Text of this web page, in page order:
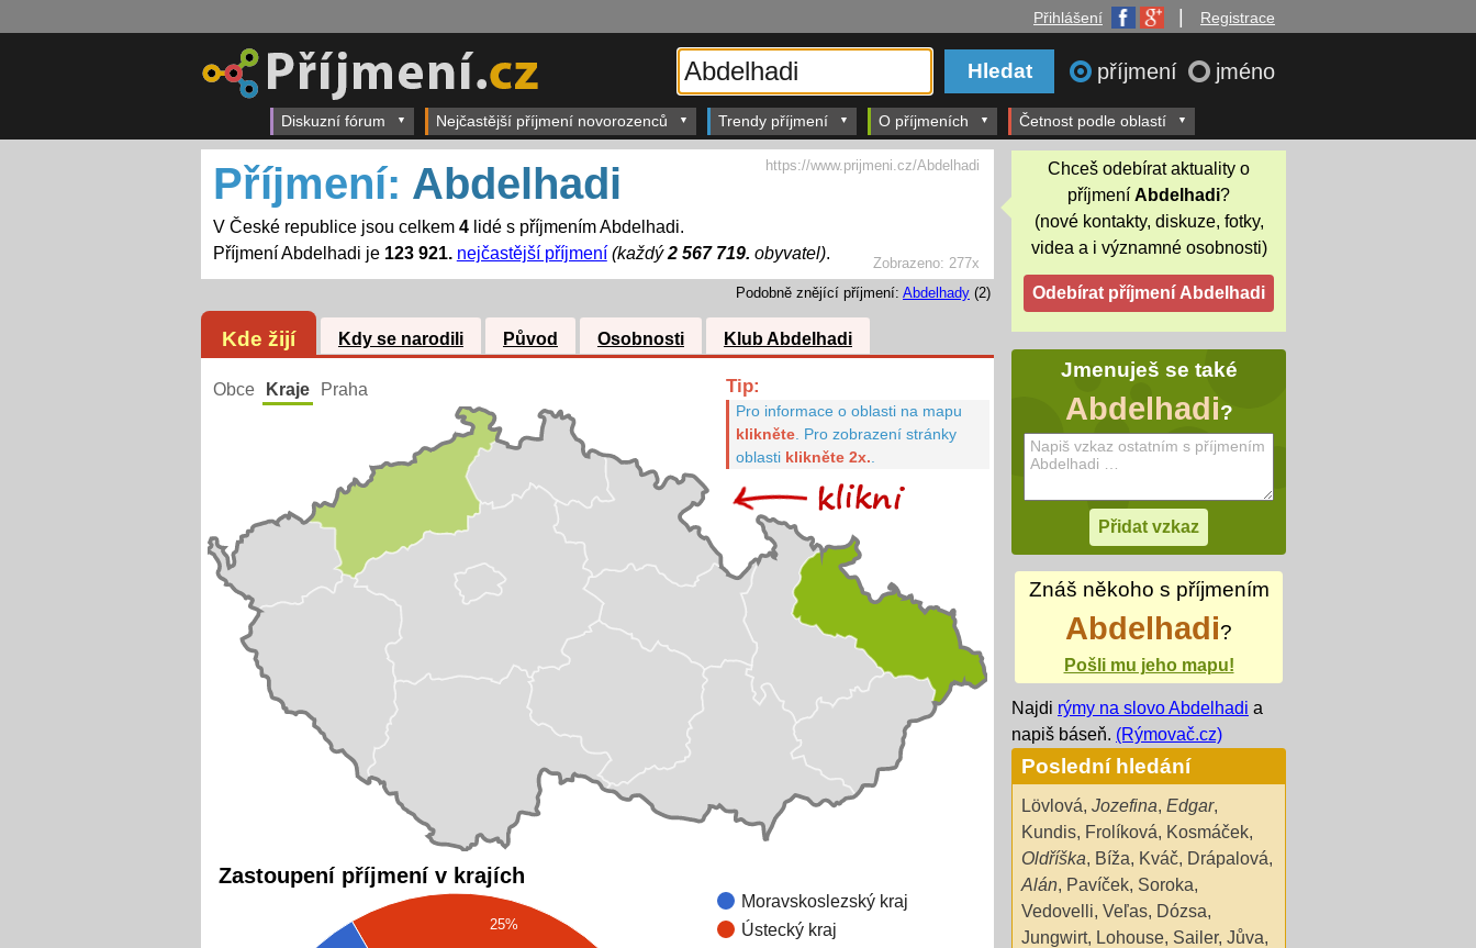
Přihlášení Registrace
příjmení jméno
Diskuzní fórum Nejčastější příjmení novorozenců Trendy příjmení O příjmeních Četnost podle oblastí
Zobrazeno:277x
Příjmení: Abdelhadi
V České republice jsou celkem 4lidé s příjmením Abdelhadi.
Příjmení Abdelhadi je 123 921. nejčastější příjmení (každý2 567 719. obyvatel).
https://www.prijmeni.cz/Abdelhadi
Podobně znějící příjmení: Abdelhady (2)
Kde žijí Kdy se narodili Původ Osobnosti Klub Abdelhadi
Obce Kraje Praha Tip:
Pro informace o oblasti na mapu
klikněte. Pro zobrazení stránky
oblasti klikněte 2x.
Zastoupení příjmení v krajích
Moravskoslezský kraj
Ústecký kraj
25%
Chceš odebírat aktuality o
příjmení Abdelhadi?
(nové kontakty, diskuze, fotky,
videa a i významné osobnosti)
Jmenuješ se také
Abdelhadi?
Znáš někoho s příjmením
Abdelhadi?
Pošli mu jeho mapu!
Najdi rýmy na slovo Abdelhadi a
napiš báseň. (Rýmovač.cz)
Poslední hledání
Lövlová, Jozefina, Edgar,
Kundis, Frolíková, Kosmáček,
Oldříška, Bíža, Kváč, Drápalová,
Alán, Pavíček, Soroka,
Vedovelli, Veľas, Dózsa,
Jungwirt, Lohouse, Sailer, Jůva,